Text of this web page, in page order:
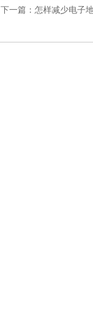
下一篇： 怎样减少电子